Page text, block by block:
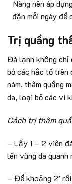
Nàng nên áp
đặn mỗi ngày để
Trị quầng
Đá lạnh không chỉ
bỏ các hắc tố trên
nám, thâm quầng
da, loại bỏ các vi
Cách trị thâm
– Lấy 1 – 2 viên
lên vùng da quanh
– Để khoảng 2’